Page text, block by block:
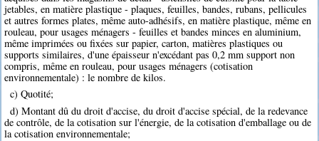
jetables, en matière plastique - plaques, feuilles, bandes, rubans, pellicules
et autres formes plates, même auto-adhésifs, en matière plastique, même en
rouleau, pour usages ménagers - feuilles et bandes minces en aluminium,
même imprimées ou fixées sur papier, carton, matières plastiques ou
supports similaires, d'une épaisseur n'excédant pas 0,2 mm support non
compris, même en rouleau, pour usages ménagers (cotisation
environnementale) : le nombre de kilos.
c) Quotité;
d) Montant dû du droit d'accise, du droit d'accise spécial, de la redevance
de contrôle, de la cotisation sur l'énergie, de la cotisation d'emballage ou de
la cotisation environnementale;